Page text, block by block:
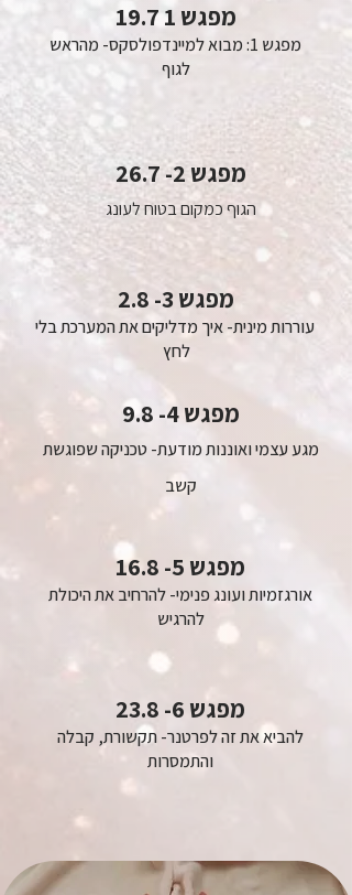
מפגש 1 19.7
מפגש 1: מבוא למיינדפולסקס- מהראש
לגוף
מפגש 2- 26.7
הגוף כמקום בטוח לעונג
מפגש 3- 2.8
עוררות מינית- איך מדליקים את המערכת בלי
לחץ
מפגש 4- 9.8
מגע עצמי ואוננות מודעת- טכניקה שפוגשת
קשב
מפגש 5- 16.8
אורגזמיות ועונג פנימי- להרחיב את היכולת
להרגיש
מפגש 6- 23.8
להביא את זה לפרטנר- תקשורת, קבלה
והתמסרות